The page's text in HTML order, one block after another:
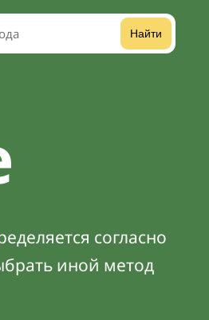
Найти
согласно
иной метод